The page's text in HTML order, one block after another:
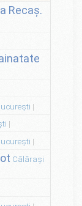
Recaș.
Călărași